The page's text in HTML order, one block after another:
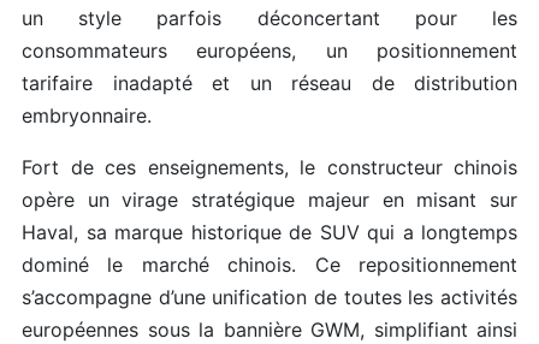
un style parfois déconcertant pour les
consommateurs européens, un positionnement
tarifaire inadapté et un réseau de distribution
embryonnaire.
Fort de ces enseignements, le constructeur chinois
opère un virage stratégique majeur en misant sur
Haval, sa marque historique de SUV qui a longtemps
dominé le marché chinois. Ce repositionnement
s’accompagne d’une unification de toutes les activités
européennes sous la bannière GWM, simplifiant ainsi